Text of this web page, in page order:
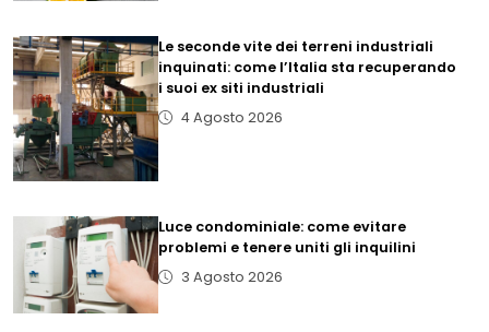
Le seconde vite dei terreni industriali
inquinati: come l’Italia sta recuperando
i suoi ex siti industriali
4 Agosto 2026
Luce condominiale: come evitare
problemi e tenere uniti gli inquilini
3 Agosto 2026